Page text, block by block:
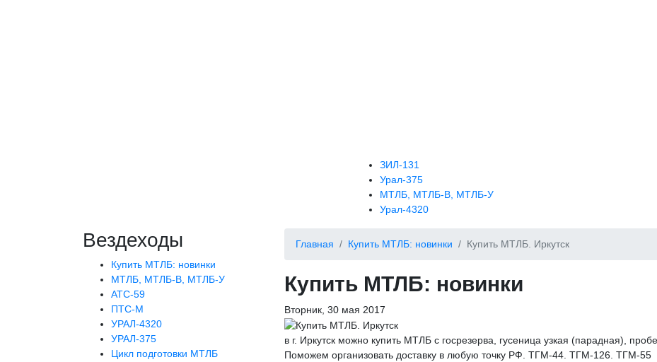
ЗИЛ-131
Урал-375
МТЛБ, МТЛБ-В, МТЛБ-У
Урал-4320
Вездеходы
Купить МТЛБ: новинки
МТЛБ, МТЛБ-В, МТЛБ-У
АТС-59
ПТС-М
УРАЛ-4320
УРАЛ-375
Цикл подготовки МТЛБ
Главная Купить МТЛБ: новинки Купить МТЛБ. Иркутск
Купить МТЛБ: новинки
Вторник, 30 мая 2017
в г. Иркутск можно купить МТЛБ с госрезерва, гусеница узкая (парадная),
Поможем организовать доставку в любую точку РФ. ТГМ-44. ТГМ-126. ТГМ-55